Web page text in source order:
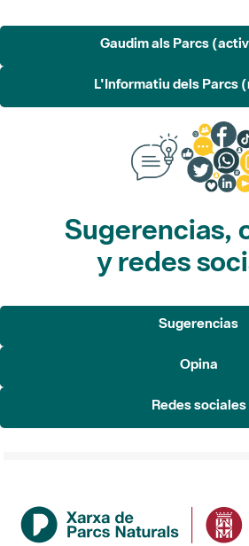
Gaudim als Parcs
L'Informatiu dels Parcs
Sugerencias,
y redes
Sugerencias
Opina
Redes sociales